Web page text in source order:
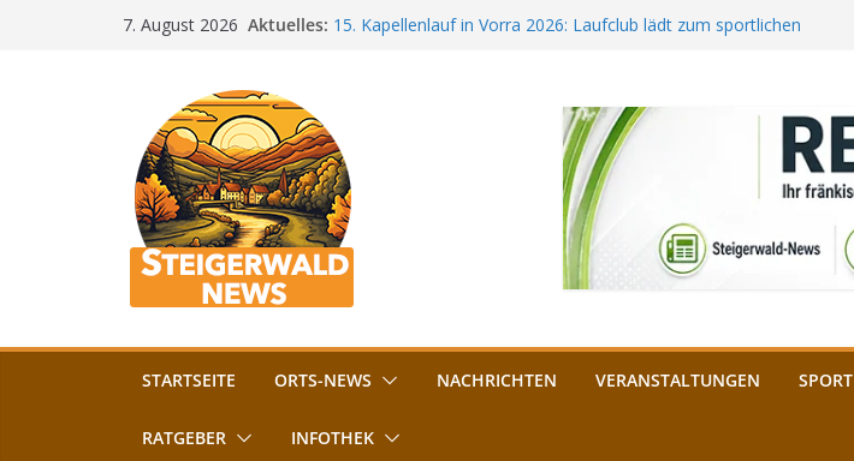
7. August 2026 Aktuelles: 15. Kapellenlauf in Vorra 2026: Laufclub lädt zum sportlichen
„Bamberger Böhnla“: Kaffee aus Bamberg unterstützt die
Lebenshilfe
Aschbacher Kerwa startet bald: Das ist heuer geboten
Vollsperrung am Friedhof in Schlüsselfeld: Kreuzung ab 3.
August gesperrt
STARTSEITE ORTS-NEWS NACHRICHTEN VERANSTALTUNGEN SPORT
RATGEBER INFOTHEK